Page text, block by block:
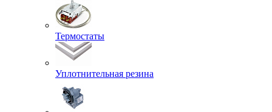
Термостаты
Уплотнительная резина